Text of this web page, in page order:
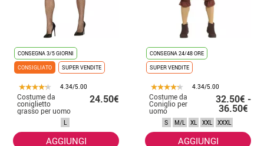
CONSEGNA 3/5 GIORNI
CONSIGLIATO
SUPER VENDITE
4.34/5.00
Costume da
coniglietto
grasso per uomo
24.50€
L
AGGIUNGI
CONSEGNA 24/48 ORE
SUPER VENDITE
4.34/5.00
Costume da
Coniglio per
uomo
32.50€ -
36.50€
S M/L XL XXL XXXL
AGGIUNGI